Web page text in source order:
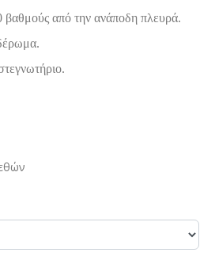
από την ανάποδη πλευρά.